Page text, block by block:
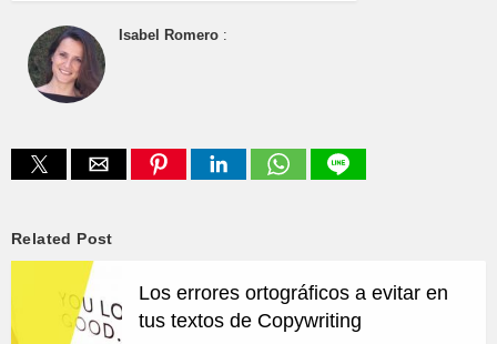
Isabel Romero :
Related Post
Los errores ortográficos a evitar en
tus textos de Copywriting